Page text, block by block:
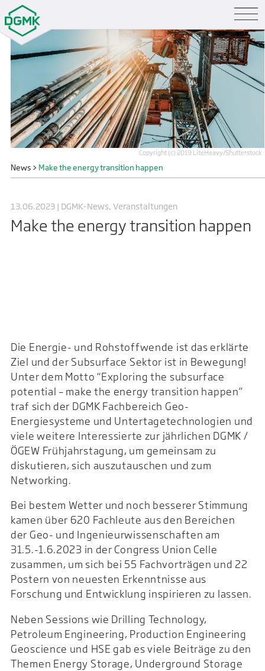
Copyright (c) 2019 LiteHeavy/Shutterstock
News> Make the energy transition happen
13.06.2023 | DGMK-News, Veranstaltungen
Make the energy transition happen
Die Energie- und Rohstoffwende ist das erklärte
Ziel und der Subsurface Sektor ist in Bewegung!
Unter dem Motto “Exploring the subsurface
potential – make the energy transition happen”
traf sich der DGMK Fachbereich Geo-
Energiesysteme und Untertagetechnologien und
viele weitere Interessierte zur jährlichen DGMK /
ÖGEW Frühjahrstagung, um gemeinsam zu
diskutieren, sich auszutauschen und zum
Networking.
Bei bestem Wetter und noch besserer Stimmung
kamen über 620 Fachleute aus den Bereichen
der Geo- und Ingenieurwissenschaften am
31.5.-1.6.2023 in der Congress Union Celle
zusammen, um sich bei 55 Fachvorträgen und 22
Postern von neuesten Erkenntnisse aus
Forschung und Entwicklung inspirieren zu lassen.
Neben Sessions wie Drilling Technology,
Petroleum Engineering, Production Engineering
Geoscience und HSE gab es viele Beiträge zu den
Themen Energy Storage, Underground Storage